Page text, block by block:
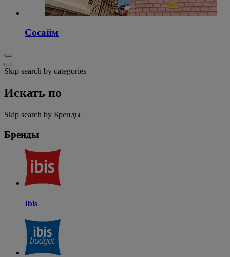
Сосайм
Skip search by categories
Искать по
Skip search by Бренды
Бренды
Ibis